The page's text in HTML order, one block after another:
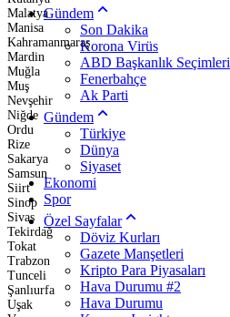
Malatya
Manisa
Kahramanmaraş
Mardin
Muğla
Muş
Nevşehir
Niğde
Ordu
Rize
Sakarya
Samsun
Siirt
Sinop
Sivas
Tekirdağ
Tokat
Trabzon
Tunceli
Şanlıurfa
Uşak
Gündem
Son Dakika
Korona Virüs
ABD Başkanlık Seçimleri
Fenerbahçe
Ak Parti
Gündem
Türkiye
Dünya
Siyaset
Ekonomi
Spor
Özel Sayfalar
Döviz Kurları
Gazete Manşetleri
Kripto Para Piyasaları
Hava Durumu #2
Hava Durumu